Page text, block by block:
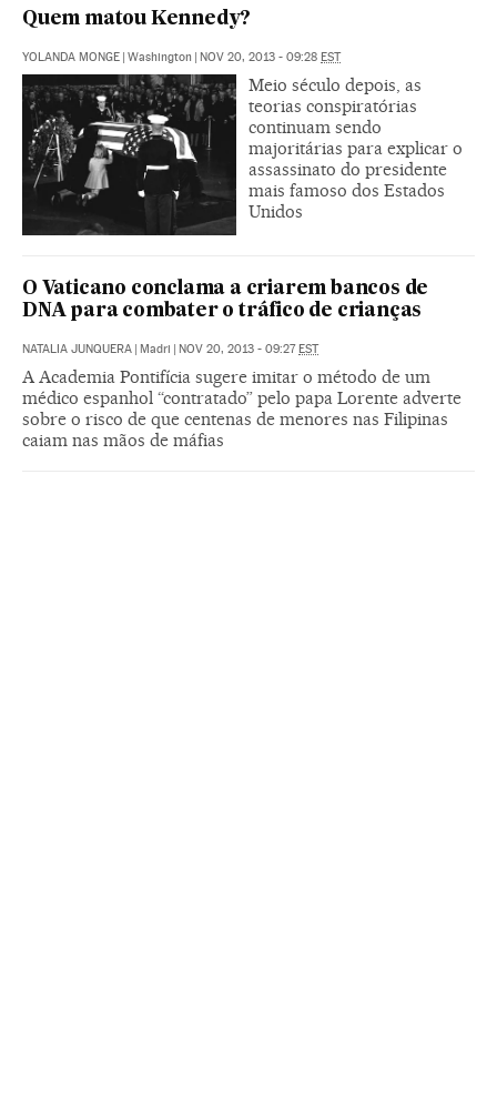
Quem matou Kennedy?
YOLANDA MONGE | Washington | NOV 20, 2013 - 09:28 EST
Meio século depois, as
teorias conspiratórias
continuam sendo
majoritárias para explicar o
assassinato do presidente
mais famoso dos Estados
Unidos
O Vaticano conclama a criarem bancos de
DNA para combater o tráfico de crianças
NATALIA JUNQUERA | Madri | NOV 20, 2013 - 09:27EST
A Academia Pontifícia sugere imitar o método de um
médico espanhol “contratado” pelo papa Lorente adverte
sobre o risco de que centenas de menores nas Filipinas
caiam nas mãos de máfias